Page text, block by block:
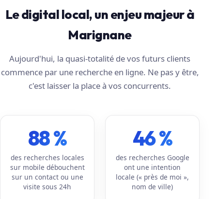
Le digital local, un enjeu majeur à
Marignane
Aujourd'hui, la quasi-totalité de vos futurs clients
commence par une recherche en ligne. Ne pas y être,
c'est laisser la place à vos concurrents.
88 %
des recherches locales
sur mobile débouchent
sur un contact ou une
visite sous 24h
46 %
des recherches Google
ont une intention
locale (« près de moi »,
nom de ville)